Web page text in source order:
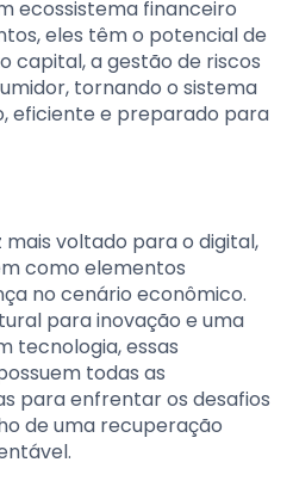
ecossistema financeiro
eles têm o potencial de
capital, a gestão de riscos
tornando o sistema
eficiente e preparado para
mais voltado para o digital,
como elementos
no cenário econômico.
para inovação e uma
tecnologia, essas
todas as
para enfrentar os desafios
de uma recuperação